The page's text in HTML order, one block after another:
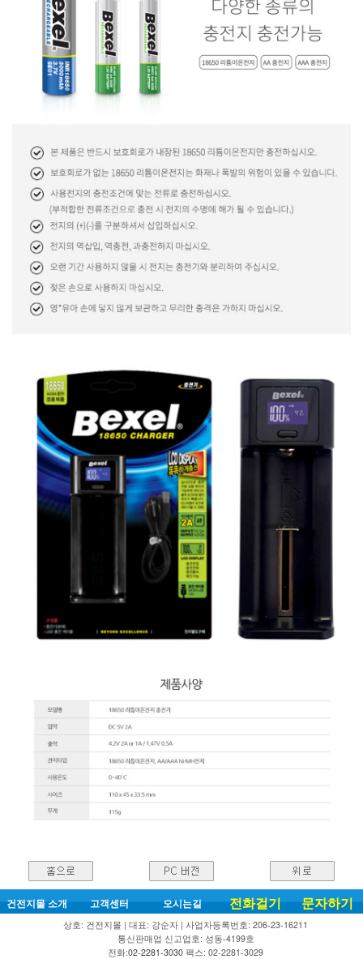
건전지몰 소개 고객센터 오시는길 전화걸기 문자하기
상호: 건전지몰 | 대표: 강순자 | 사업자등록번호: 206-23-16211
통신판매업 신고업호: 성동-4199호
전화:02-2281-3030 팩스: 02-2281-3029